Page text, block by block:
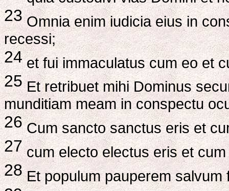
23Omnia enim iudicia eius in
recessi;
24et fui immaculatus cum eo et
25Et retribuet mihi Dominus
munditiam meam in conspectu
26Cum sancto sanctus eris et
27cum electo electus eris et
28Et populum pauperem salvum